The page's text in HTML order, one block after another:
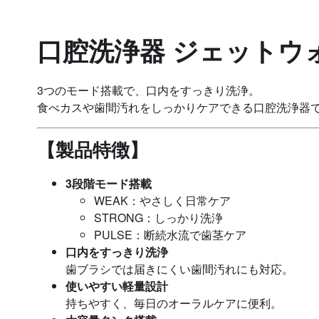
口腔洗浄器 ジェットウ
3つのモード搭載で、口内をすっきり洗浄。
食べカスや歯間汚れをしっかりケアできる口腔洗浄器で
【製品特徴】
3段階モード搭載
WEAK：やさしく日常ケア
STRONG：しっかり洗浄
PULSE：断続水流で歯茎ケア
口内をすっきり洗浄
歯ブラシでは届きにくい歯間汚れにも対応。
使いやすい軽量設計
持ちやすく、毎日のオーラルケアに便利。